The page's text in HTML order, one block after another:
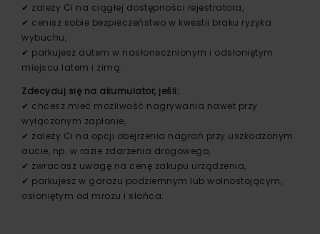
✔ zależy Ci na ciągłej dostępności rejestratora,
✔ cenisz sobie bezpieczeństwo w kwestii braku ryzyka
wybuchu,
✔ parkujesz autem w nasłonecznionym i odsłoniętym
miejscu latem i zimą.
Zdecyduj się na akumulator, jeśli:
✔ chcesz mieć możliwość nagrywania nawet przy
wyłączonym zapłonie,
✔ zależy Ci na opcji obejrzenia nagrań przy uszkodzonym
aucie, np. w razie zdarzenia drogowego,
✔ zwracasz uwagę na cenę zakupu urządzenia,
✔ parkujesz w garażu podziemnym lub wolnostojącym,
osłoniętym od mrozu i słońca.